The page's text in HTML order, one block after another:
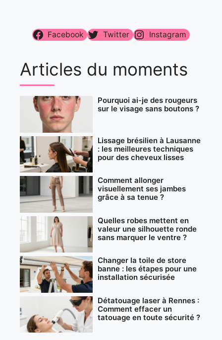
Facebook Twitter Instagram
Articles du moments
Pourquoi ai-je des rougeurs
sur le visage sans boutons ?
Lissage brésilien à Lausanne
: les meilleures techniques
pour des cheveux lisses
Comment allonger
visuellement ses jambes
grâce à sa tenue ?
Quelles robes mettent en
valeur une silhouette ronde
sans marquer le ventre ?
Changer la toile de store
banne : les étapes pour une
installation sécurisée
Détatouage laser à Rennes :
Comment effacer un
tatouage en toute sécurité ?